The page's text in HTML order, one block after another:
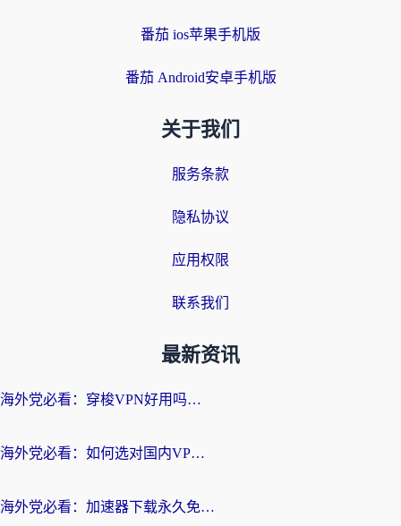
番茄 ios苹果手机版
番茄 Android安卓手机版
关于我们
服务条款
隐私协议
应用权限
联系我们
最新资讯
海外党必看：穿梭VPN好用吗？和云帆VPN对比哪个回国效果更好？附真实测评+避坑指南
海外党必看：如何选对国内VPN，实现无缝访问国内资源？
海外党必看：加速器下载永久免费版真的存在吗？教你无缝访问国内资源的正确姿势